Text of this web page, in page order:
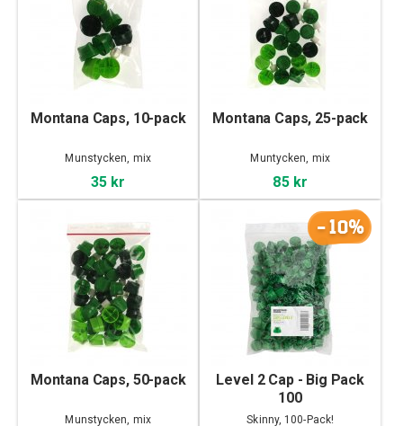
Montana Caps, 10-pack
Munstycken, mix
35 kr
Montana Caps, 25-pack
Muntycken, mix
85 kr
Montana Caps, 50-pack
Munstycken, mix
-10%
Level 2 Cap - Big Pack
100
Skinny, 100-Pack!